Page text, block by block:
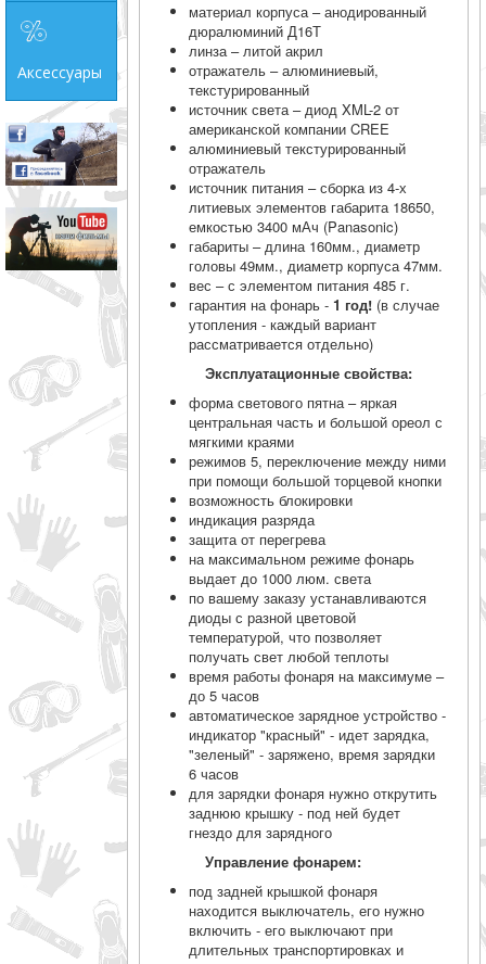
Аксессуары
материал корпуса – анодированный
дюралюминий Д16Т
линза – литой акрил
отражатель – алюминиевый,
текстурированный
источник света – диод XML-2 от
американской компании CREE
алюминиевый текстурированный
отражатель
источник питания – сборка из 4-х
литиевых элементов габарита 18650,
емкостью 3400 мАч (Panasonic)
габариты – длина 160мм., диаметр
головы 49мм., диаметр корпуса 47мм.
вес – с элементом питания 485 г.
гарантия на фонарь - 1 год!(в случае
утопления - каждый вариант
рассматривается отдельно)
Эксплуатационные свойства:
форма светового пятна – яркая
центральная часть и большой ореол с
мягкими краями
режимов 5, переключение между ними
при помощи большой торцевой кнопки
возможность блокировки
индикация разряда
защита от перегрева
на максимальном режиме фонарь
выдает до 1000 люм. света
по вашему заказу устанавливаются
диоды с разной цветовой
температурой, что позволяет
получать свет любой теплоты
время работы фонаря на максимуме –
до 5 часов
автоматическое зарядное устройство -
индикатор "красный" - идет зарядка,
"зеленый" - заряжено, время зарядки
6 часов
для зарядки фонаря нужно открутить
заднюю крышку - под ней будет
гнездо для зарядного
Управление фонарем:
под задней крышкой фонаря
находится выключатель, его нужно
включить - его выключают при
длительных транспортировках и